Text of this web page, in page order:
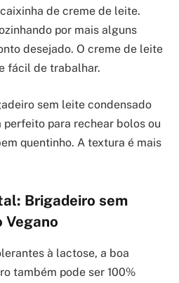
de creme de leite.
por mais alguns
desejado. O creme de leite
fácil de trabalhar.
sem leite condensado
para rechear bolos ou
quentinho. A textura é mais
Brigadeiro sem
Vegano
à lactose, a boa
também pode ser 100%